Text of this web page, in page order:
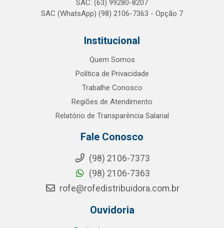
SAC: (63) 99280-8207
SAC (WhatsApp) (98) 2106-7363 - Opção 7
Institucional
Quem Somos
Política de Privacidade
Trabalhe Conosco
Regiões de Atendimento
Relatório de Transparência Salarial
Fale Conosco
(98) 2106-7373
(98) 2106-7363
rofe@rofedistribuidora.com.br
Ouvidoria